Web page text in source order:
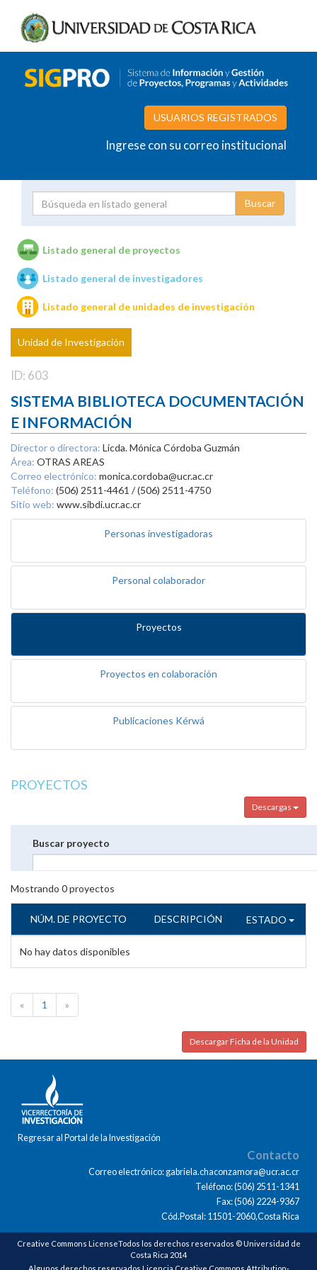
USUARIOS REGISTRADOS
Ingrese con su correo institucional
Unidades de investigación
Listado general de proyectos
Listado general de investigadores
Listado general de unidades de investigación
Unidad de Investigación
ID: 603
SISTEMA BIBLIOTECA DOCUMENTACIÓN
E INFORMACIÓN
Director o directora: Licda. Mónica Córdoba Guzmán
Área: OTRAS AREAS
Correo electrónico: monica.cordoba@ucr.ac.cr
Teléfono: (506) 2511-4461 / (506) 2511-4750
Sitio web: www.sibdi.ucr.ac.cr
Personas investigadoras
Personal colaborador
Proyectos
Proyectos en colaboración
Publicaciones Kérwá
PROYECTOS
Descargas
Buscar proyecto
Mostrando 0proyectos
NÚM. DE PROYECTO DESCRIPCIÓN ESTADO
No hay datos disponibles
« 1 »
Descargar Ficha de la Unidad
Regresar al Portal de la Investigación
Contacto
Correo electrónico: gabriela.chaconzamora@ucr.ac.cr
Teléfono: (506) 2511-1341
Fax: (506) 2224-9367
Cód.Postal: 11501-2060,Costa Rica
Creative Commons LicenseTodos los derechos reservados © Universidad de
Costa Rica 2014